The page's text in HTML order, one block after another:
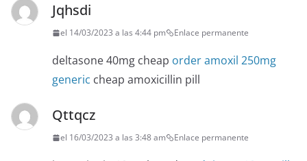
Jqhsdi
el 14/03/2023 a las 4:44 pm Enlace permanente
deltasone 40mg cheap order amoxil 250mg
generic cheap amoxicillin pill
Qttqcz
el 16/03/2023 a las 3:48 am Enlace permanente